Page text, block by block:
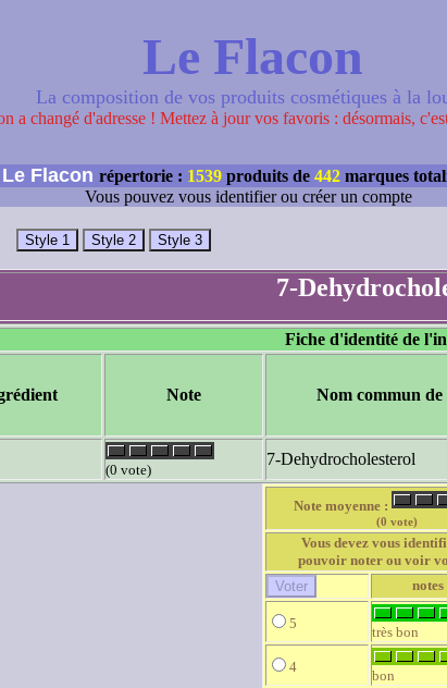
Le Flacon
La composition de vos produits cosmétiques à la
a changé d'adresse ! Mettez à jour vos favoris : désormais,
Le Flacon répertorie : 1539 produits de 442 marques
Vous pouvez vous identifier ou créer un compte
7-
Fiche d'identité de
Note Nom commun
(0 vote)
7-Dehydrocholesterol
Note moyenne :
(0 vote)
Vous devez vous
pouvoir noter ou voir
notes
5
très bon
4
bon